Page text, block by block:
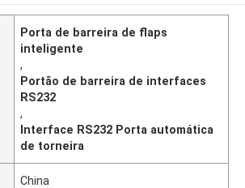
Porta de barreira de flaps
inteligente
,
Portão de barreira de interfaces
RS232
,
Interface RS232 Porta automática
de torneira
China